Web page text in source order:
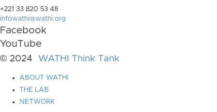
+221 33 820 53 48
infowathi@wathi.org
Facebook
YouTube
© 2024 WATHI Think Tank
ABOUT WATHI
THE LAB
NETWORK